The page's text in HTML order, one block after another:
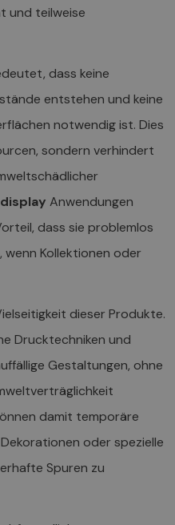
und teilweise
dass keine
entstehen und keine
notwendig ist. Dies
sondern verhindert
Anwendungen
dass sie problemlos
Kollektionen oder
dieser Produkte.
Drucktechniken und
Gestaltungen, ohne
damit temporäre
oder spezielle
Spuren zu